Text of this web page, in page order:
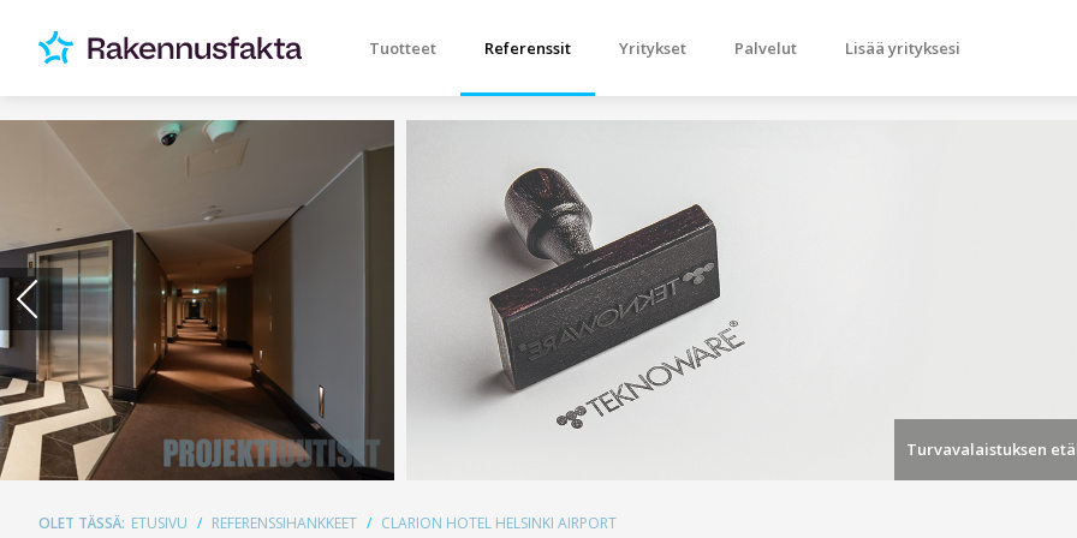
Tuotteet Referenssit Yritykset Palvelut Lisää yrityksesi
OLET TÄSSÄ: ETUSIVU REFERENSSIHANKKEET CLARION HOTEL HELSINKI AIRPORT